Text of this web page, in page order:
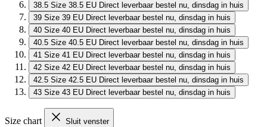
38.5 Size 38.5 EU Direct leverbaar bestel nu, dinsdag in huis
39 Size 39 EU Direct leverbaar bestel nu, dinsdag in huis
40 Size 40 EU Direct leverbaar bestel nu, dinsdag in huis
40.5 Size 40.5 EU Direct leverbaar bestel nu, dinsdag in huis
41 Size 41 EU Direct leverbaar bestel nu, dinsdag in huis
42 Size 42 EU Direct leverbaar bestel nu, dinsdag in huis
42.5 Size 42.5 EU Direct leverbaar bestel nu, dinsdag in huis
43 Size 43 EU Direct leverbaar bestel nu, dinsdag in huis
Size chart Sluit venster